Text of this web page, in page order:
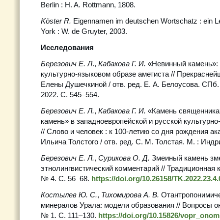
Berlin : H. A. Rottmann, 1808.
Köster R. Eigennamen im deutschen Wortschatz : ein
York : W. de Gruyter, 2003.
Исследования
Березович Е. Л., Кабакова Г. И. «Невинный камень»:
культурно-языковом образе аметиста //
Елены Душечкиной / отв. ред. Е. А. Белоусова.
2022. С. 545–554.
Березович Е. Л., Кабакова Г. И. «Камень
камень» в западноевропейской и русской
// Слово и человек : к 100-летию со дня рождения
Ильича Толстого / отв. ред. С. М. Толстая. М. :
Березович Е. Л., Сурикова О. Д. Змеиный камень
этнолингвистический комментарий // Традиционная
№ 4. С. 56–68. https://doi.org/10.26158/
Костылев Ю. С., Тихомирова А. В.
минералов Урала: модели образования // Вопросы
№ 1. С. 111–130. https://doi.org/10.15826/